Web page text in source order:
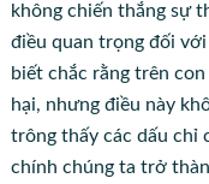
không chiến thắng sự
điều quan trọng đối
biết chắc rằng trên
hại, nhưng điều này
trông thấy các dấu chỉ
chính chúng ta trở